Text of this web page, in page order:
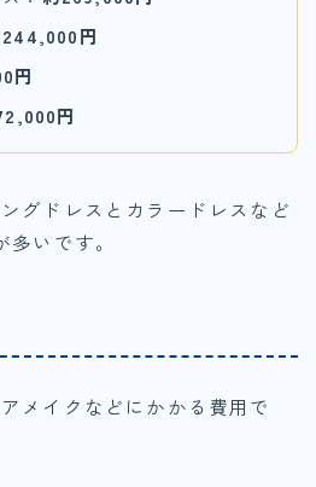
円
円
円
グドレスとカラードレスなど
いです。
メイクなどにかかる費用で